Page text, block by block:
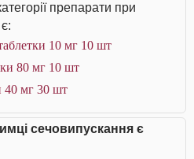
препарати при
10 мг 10 шт
80 мг 10 шт
40 мг 30 шт
сечовипускання є